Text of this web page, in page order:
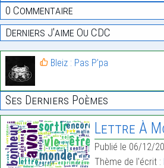
0 Commentaire
Derniers J'aime Ou CDC
Bleiz : Pas P’pa
Ses Derniers Poèmes
Lettre À
Publié le 06/12/
Thème de l'écrit :